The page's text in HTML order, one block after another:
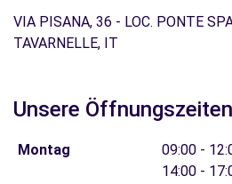
VIA PISANA, 36 - LOC. PONTE
TAVARNELLE, IT
Unsere Öffnungszeiten
Montag
09:00 -
14:00 -